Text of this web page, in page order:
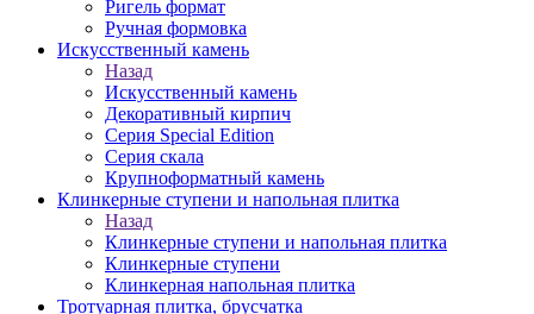
Ригель формат
Ручная формовка
Искусственный камень
Назад
Искусственный камень
Декоративный кирпич
Серия Special Edition
Серия скала
Крупноформатный камень
Клинкерные ступени и напольная плитка
Назад
Клинкерные ступени и напольная плитка
Клинкерные ступени
Клинкерная напольная плитка
Тротуарная плитка, брусчатка